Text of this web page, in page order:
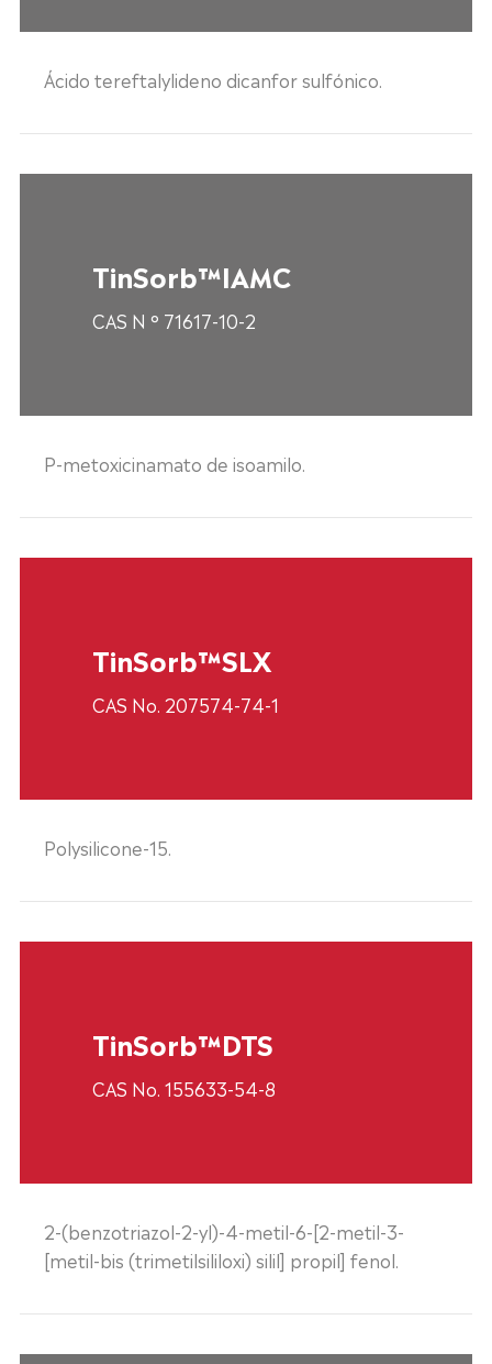
Ácido tereftalylideno dicanfor sulfónico.
TinSorb™IAMC
CAS N ° 71617-10-2
P-metoxicinamato de isoamilo.
TinSorb™SLX
CAS No. 207574-74-1
Polysilicone-15.
TinSorb™DTS
CAS No. 155633-54-8
2-(benzotriazol-2-yl)-4-metil-6-[2-metil-3-
[metil-bis (trimetilsililoxi) silil] propil] fenol.